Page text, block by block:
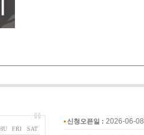
FRI SAT
신청오픈일 : 2026-06-08